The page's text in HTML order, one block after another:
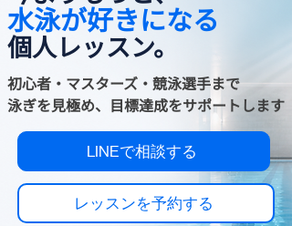
水泳が好きになる
個人レッスン。
初心者・マスターズ・競泳選手まで
泳ぎを見極め、目標達成をサポートします
LINEで相談する
レッスンを予約する